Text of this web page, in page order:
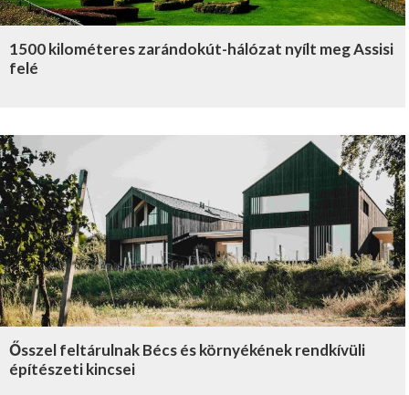
1500 kilométeres zarándokút-hálózat nyílt meg Assisi
felé
Ősszel feltárulnak Bécs és környékének rendkívüli
építészeti kincsei